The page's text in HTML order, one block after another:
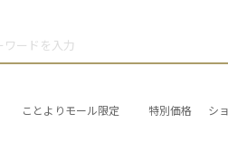
ことよりモール限定 特別価格 シ